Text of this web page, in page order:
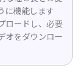
に機能します
ロードし、必要
オをダウンロー